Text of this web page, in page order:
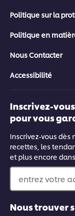
Politique sur la
Politique en
Nous Contacter
Accessibilité
Inscrivez-
pour vous
Inscrivez-vous
recettes, les
et plus encore
entrez votre
Nous trouver